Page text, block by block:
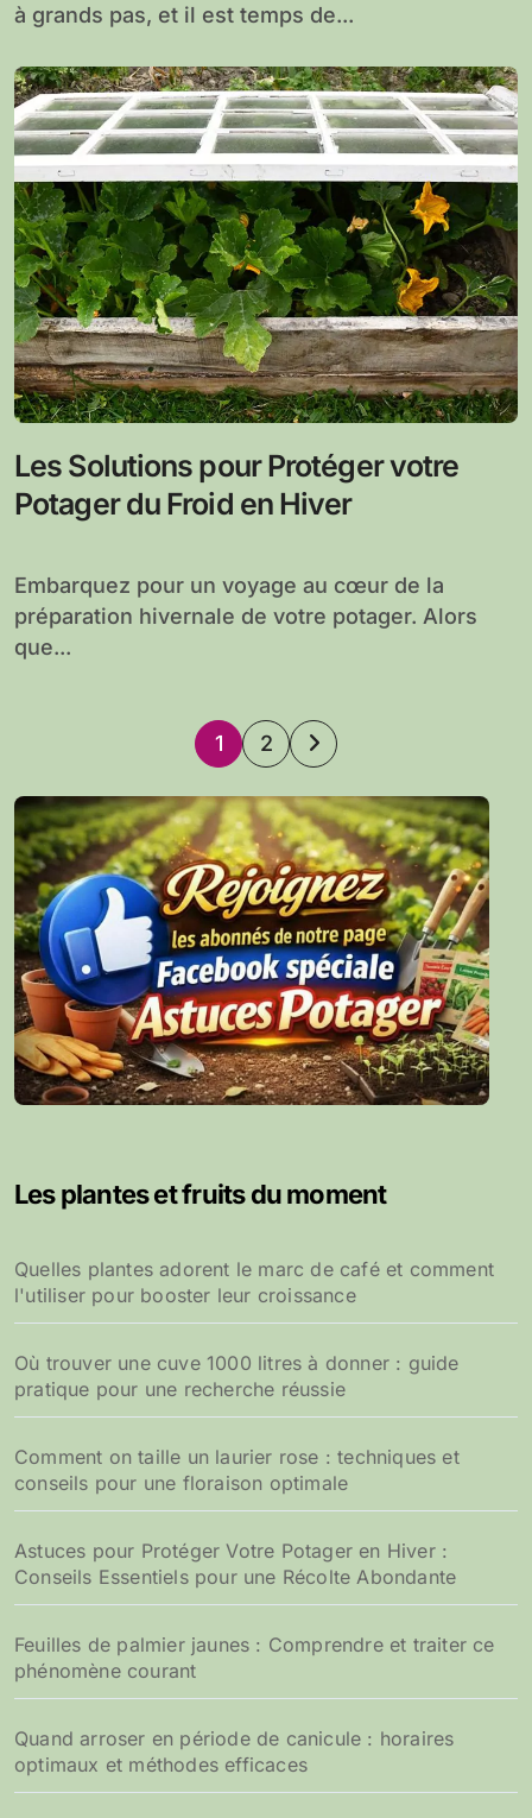
à grands pas, et il est temps de...
Les Solutions pour Protéger votre
Potager du Froid en Hiver
Embarquez pour un voyage au cœur de la
préparation hivernale de votre potager. Alors
que...
Pagination
des
publications
1 2
Les plantes et fruits du moment
Quelles plantes adorent le marc de café et comment
l'utiliser pour booster leur croissance
Où trouver une cuve 1000 litres à donner : guide
pratique pour une recherche réussie
Comment on taille un laurier rose : techniques et
conseils pour une floraison optimale
Astuces pour Protéger Votre Potager en Hiver :
Conseils Essentiels pour une Récolte Abondante
Feuilles de palmier jaunes : Comprendre et traiter ce
phénomène courant
Quand arroser en période de canicule : horaires
optimaux et méthodes efficaces